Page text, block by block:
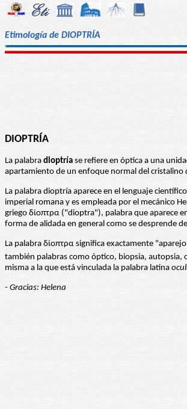
Etimología de DIOPTRÍA
DIOPTRÍA
La palabra dioptría se refiere en óptica a una
apartamiento de un enfoque normal del cristalino
La palabra dioptría aparece en el lenguaje
imperial romana y es empleada por el mecánico
griego δίοπτρα ("dioptra"), palabra que aparece
forma de alidada en general como se desprende
La palabra δίοπτρα significa exactamente
también palabras como óptico, biopsia, autopsia,
misma a la que está vinculada la palabra latina
- Gracias: Helena